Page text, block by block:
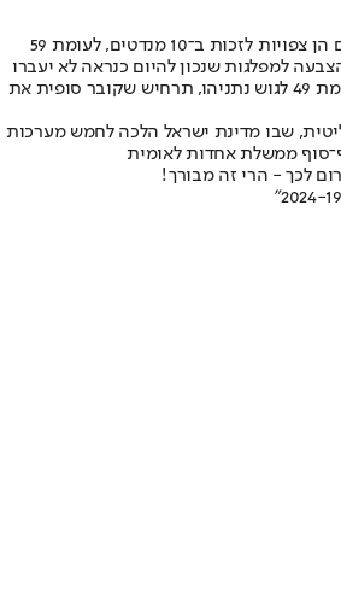
בהסתמך על ניסיון העבר, איחוד המפלגות הערביות יביא לעלייה משמעותית בשיעור ההצבעה בקרב הציבור הערבי. במצב שבו המפלגות הערביות רצות בנפרד, על פי רוב הסקרים הן צפויות לזכות ב־10 מנדטים, לעומת 59
המצביעים היהודיים עשויים להיזרק לפח בגלל הצבעה למפלגות שנכון להיום כנראה לא יעברו
את אחוז החסימה (ציונות דתית, כחול לבן והמילואימניקים) - האיחוד צפוי להניב לרשימה הערבית המשותפת 16 מנדטים. במצב זה גוש "רק לא ביבי" צפוי לרדת ל־55 מנדטים לעומת 49 לגוש נתניהו, תרחיש שקובר סופית את
שבו מדינת ישראל הלכה לחמש מערכות
ממשלת אחדות לאומית
לכך - הרי זה מבורך!